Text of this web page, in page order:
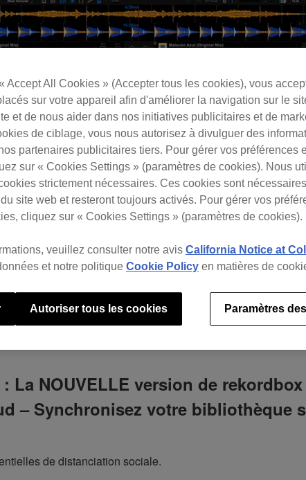
: La NOUVELLE version de
– Synchronisez votre bibliothèque
de distanciation sociale.
Accept All Cookies » (Accepter tous les cookies), vous
sur votre appareil afin d'améliorer la navigation sur le
et de nous aider dans nos initiatives publicitaires et de
de ciblage, vous nous autorisez à divulguer des
partenaires publicitaires tiers. Pour gérer vos préférences
sur « Cookies Settings » (paramètres de cookies). Nous
strictement nécessaires. Ces cookies sont
site web et resteront toujours activés. Pour gérer vos
cliquez sur « Cookies Settings » (paramètres de cookies).
veuillez consulter notre avis California Notice at
et notre politique Cookie Policy en matières de
Paramètres
Autoriser tous les cookies